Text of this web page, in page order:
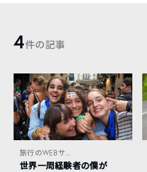
4件の記事
旅行のWEBサ...
世界一周経験者の僕が